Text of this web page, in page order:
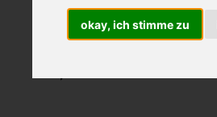
okay, ich stimme zu
Essen